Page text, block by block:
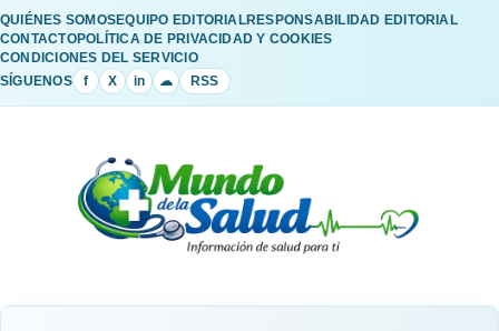
QUIÉNES SOMOSEQUIPO EDITORIALRESPONSABILIDAD EDITORIAL
CONTACTOPOLÍTICA DE PRIVACIDAD Y COOKIES
CONDICIONES DEL SERVICIO
SÍGUENOS
f X in ☁ RSS